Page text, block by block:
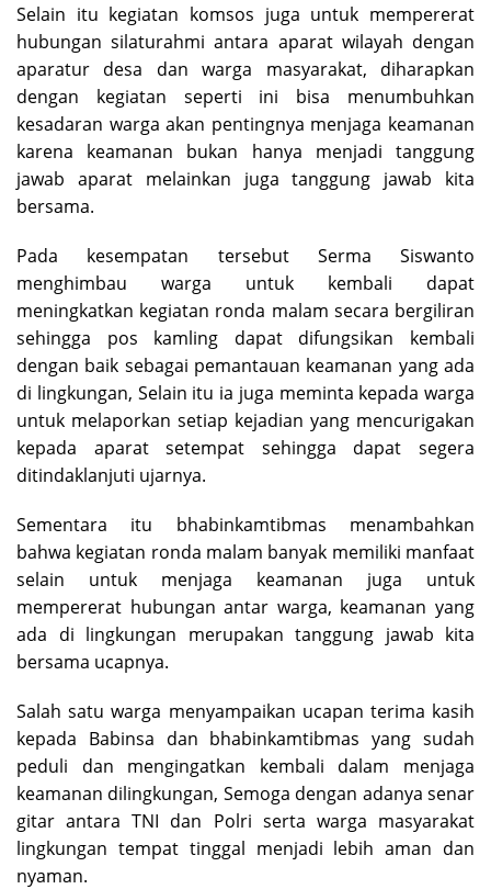
Selain itu kegiatan komsos juga untuk mempererat
hubungan silaturahmi antara aparat wilayah dengan
aparatur desa dan warga masyarakat, diharapkan
dengan kegiatan seperti ini bisa menumbuhkan
kesadaran warga akan pentingnya menjaga keamanan
karena keamanan bukan hanya menjadi tanggung
jawab aparat melainkan juga tanggung jawab kita
bersama.
Pada kesempatan tersebut Serma Siswanto
menghimbau warga untuk kembali dapat
meningkatkan kegiatan ronda malam secara bergiliran
sehingga pos kamling dapat difungsikan kembali
dengan baik sebagai pemantauan keamanan yang ada
di lingkungan, Selain itu ia juga meminta kepada warga
untuk melaporkan setiap kejadian yang mencurigakan
kepada aparat setempat sehingga dapat segera
ditindaklanjuti ujarnya.
Sementara itu bhabinkamtibmas menambahkan
bahwa kegiatan ronda malam banyak memiliki manfaat
selain untuk menjaga keamanan juga untuk
mempererat hubungan antar warga, keamanan yang
ada di lingkungan merupakan tanggung jawab kita
bersama ucapnya.
Salah satu warga menyampaikan ucapan terima kasih
kepada Babinsa dan bhabinkamtibmas yang sudah
peduli dan mengingatkan kembali dalam menjaga
keamanan dilingkungan, Semoga dengan adanya senar
gitar antara TNI dan Polri serta warga masyarakat
lingkungan tempat tinggal menjadi lebih aman dan
nyaman.